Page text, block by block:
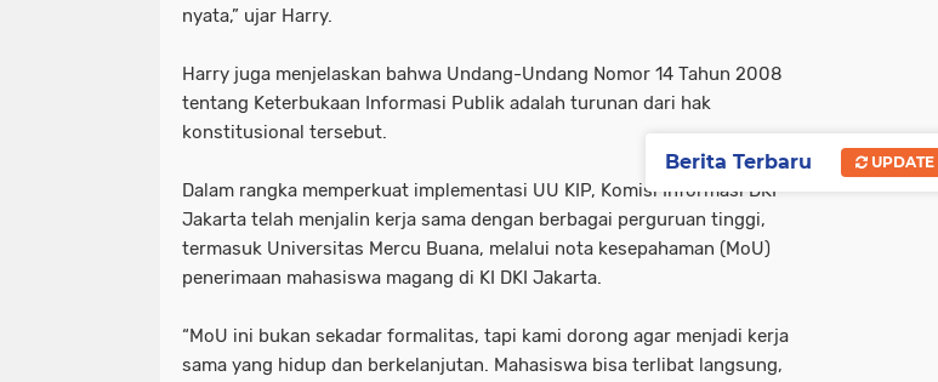
nyata,” ujar Harry.
Harry juga menjelaskan bahwa Undang-Undang Nomor 14 Tahun 2008
tentang Keterbukaan Informasi Publik adalah turunan dari hak
konstitusional tersebut.
Dalam rangka memperkuat implementasi UU KIP, Komisi Informasi DKI
Jakarta telah menjalin kerja sama dengan berbagai perguruan tinggi,
termasuk Universitas Mercu Buana, melalui nota kesepahaman (MoU)
penerimaan mahasiswa magang di KI DKI Jakarta.
“MoU ini bukan sekadar formalitas, tapi kami dorong agar menjadi kerja
sama yang hidup dan berkelanjutan. Mahasiswa bisa terlibat langsung,
Berita Terbaru UPDATE